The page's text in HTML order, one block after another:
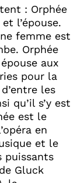
: Orphée
l’épouse.
femme est
Orphée
aux
pour la
les
qu’il s’y est
est le
en
et le
puissants
Gluck